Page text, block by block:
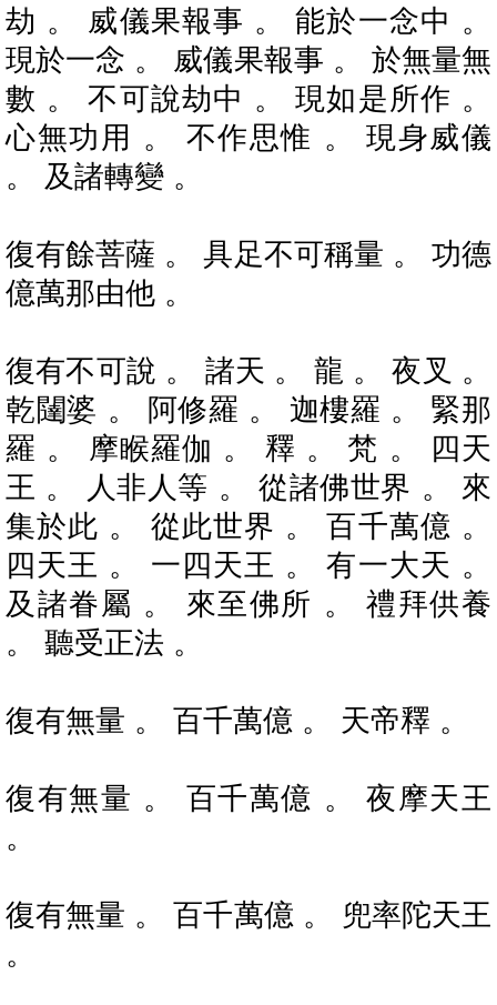
劫 。 威儀果報事 。 能於一念中 。
現於一念 。 威儀果報事 。 於無量無
數 。 不可說劫中 。 現如是所作 。
心無功用 。 不作思惟 。 現身威儀
。 及諸轉變 。
復有餘菩薩 。 具足不可稱量 。 功德
億萬那由他 。
復有不可說 。 諸天 。 龍 。 夜叉 。
乾闥婆 。 阿修羅 。 迦樓羅 。 緊那
羅 。 摩睺羅伽 。 釋 。 梵 。 四天
王 。 人非人等 。 從諸佛世界 。 來
集於此 。 從此世界 。 百千萬億 。
四天王 。 一四天王 。 有一大天 。
及諸眷屬 。 來至佛所 。 禮拜供養
。 聽受正法 。
復有無量 。 百千萬億 。 天帝釋 。
復有無量 。 百千萬億 。 夜摩天王
。
復有無量 。 百千萬億 。 兜率陀天王
。